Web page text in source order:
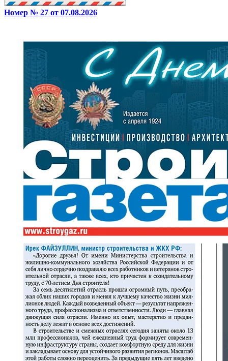
Номер № 27 от 07.08.2026